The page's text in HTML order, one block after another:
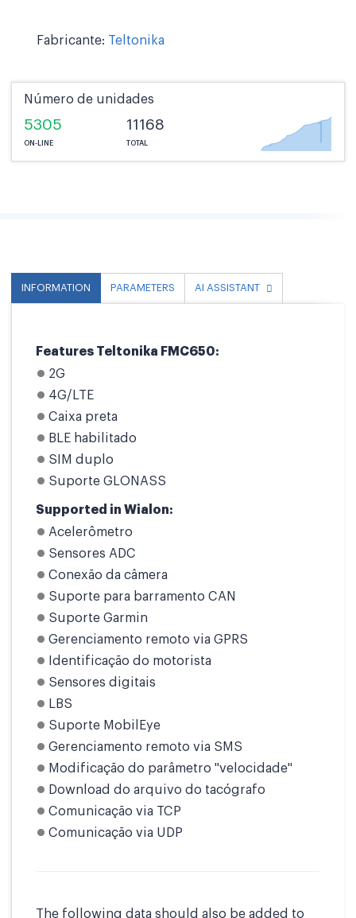
Fabricante: Teltonika
Número de unidades
5305
ON-LINE
11168
TOTAL
INFORMATION PARAMETERS AI ASSISTANT
Features Teltonika FMC650:
2G
4G/LTE
Caixa preta
BLE habilitado
SIM duplo
Suporte GLONASS
Supported in Wialon:
Acelerômetro
Sensores ADC
Conexão da câmera
Suporte para barramento CAN
Suporte Garmin
Gerenciamento remoto via GPRS
Identificação do motorista
Sensores digitais
LBS
Suporte MobilEye
Gerenciamento remoto via SMS
Modificação do parâmetro "velocidade"
Download do arquivo do tacógrafo
Comunicação via TCP
Comunicação via UDP
The following data should also be added to